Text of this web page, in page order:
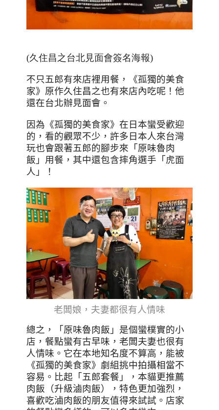
(久住昌之台北見面會簽名海報)
不只五郎有來店裡用餐，《孤獨的美食
家》原作久住昌之也有來店內吃呢！ 他
還在台北辦見面會。
因為《孤獨的美食家》在日本蠻受歡迎
的，看的觀眾不少，許多日本人來台灣
玩也會跟著五郎的腳步來「原味魯肉
飯」用餐，其中還包含摔角選手「虎面
人」！
老闆娘，夫妻都很有人情味
總之，「原味魯肉飯」是個蠻樸實的小
店，餐點蠻有古早味，老闆夫妻也很有
人情味。它在本地知名度不算高，能被
《孤獨的美食家》劇組挑中拍攝相當不
容易。比起「五郎套餐」，本貓更推薦
肉飯（升級滷肉飯），特色更加強烈，
喜歡吃滷肉飯的朋友值得來試試。店家